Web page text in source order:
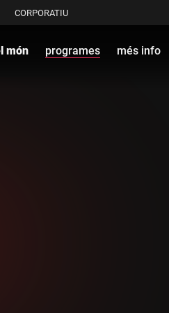
CORPORATIU
món programes més info